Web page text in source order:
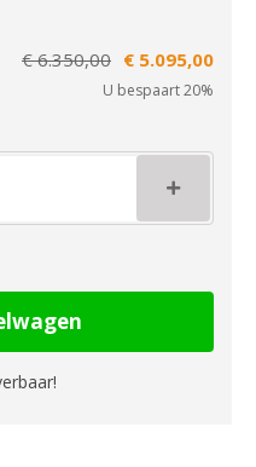
€ 6.350,00 € 5.095,00
U bespaart 20%